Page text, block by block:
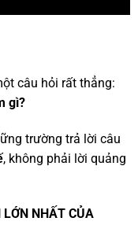
câu hỏi rất thẳng:
gì?
trường trả lời câu
, không phải lời quảng
NHẤT CỦA